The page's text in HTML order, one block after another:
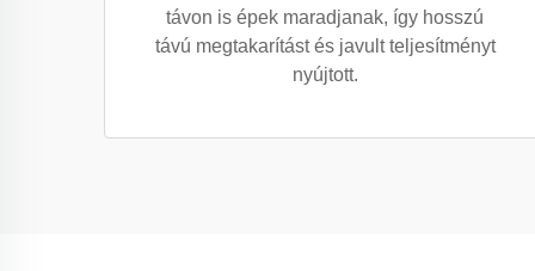
távon is épek maradjanak, így hosszú
távú megtakarítást és javult teljesítményt
nyújtott.